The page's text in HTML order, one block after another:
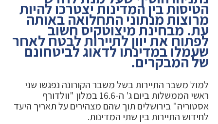
הטיסות בין המדינות יצטרכו להיות
מרוצות מנתוני התחלואה באותה
עת. מבחינת מיצוטקיס חשוב
לפתוח את יוון לתיירות לבטח לאחר
שעמלו במדינתו לדאוג לביטחונם
של המבקרים.
למול משבר התיירות בשל משבר הקורונה נפגשו שני
ראשי הממשלות ביום ג' ה-16.6 במלון "וולדורף
אסטוריה" בירושלים תוך שהם מצהירים על תאריך היעד
לחידוש התיירות בין שתי המדינות.